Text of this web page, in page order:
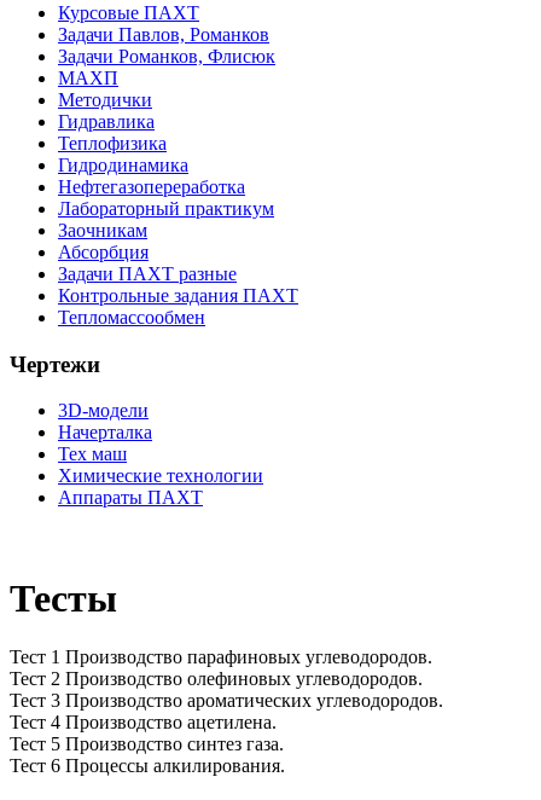
Курсовые ПАХТ
Задачи Павлов, Романков
Задачи Романков, Флисюк
МАХП
Методички
Гидравлика
Теплофизика
Гидродинамика
Нефтегазопереработка
Лабораторный практикум
Заочникам
Абсорбция
Задачи ПАХТ разные
Контрольные задания ПАХТ
Тепломассообмен
Чертежи
3D-модели
Начерталка
Тех маш
Химические технологии
Аппараты ПАХТ
Тесты
Тест 1 Производство парафиновых углеводородов.
Тест 2 Производство олефиновых углеводородов.
Тест 3 Производство ароматических углеводородов.
Тест 4 Производство ацетилена.
Тест 5 Производство синтез газа.
Тест 6 Процессы алкилирования.